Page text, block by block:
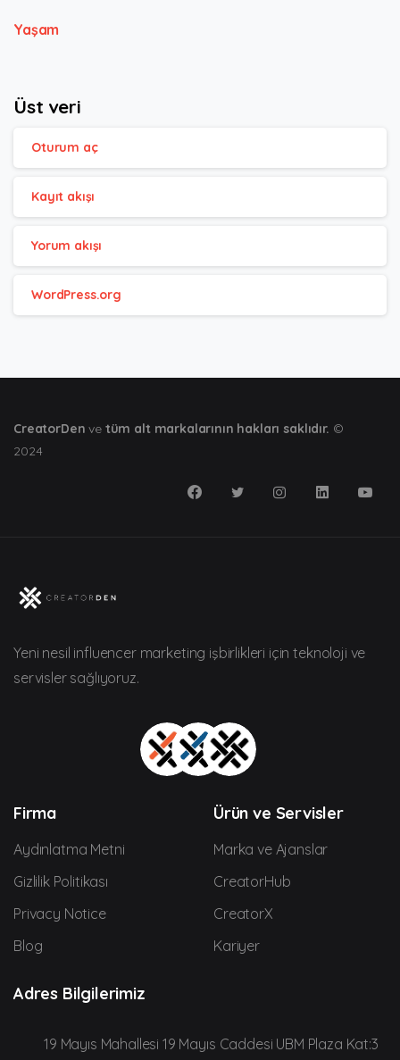
Yaşam
Üst veri
Oturum aç
Kayıt akışı
Yorum akışı
WordPress.org
CreatorDen ve tüm alt markalarının hakları saklıdır. ©
2024
Yeni nesil influencer marketing işbirlikleri için teknoloji ve
servisler sağlıyoruz.
Firma
Aydınlatma Metni
Gizlilik Politikası
Privacy Notice
Blog
Ürün ve Servisler
Marka ve Ajanslar
CreatorHub
CreatorX
Kariyer
Adres Bilgilerimiz
19 Mayıs Mahallesi 19 Mayıs Caddesi UBM Plaza Kat:3